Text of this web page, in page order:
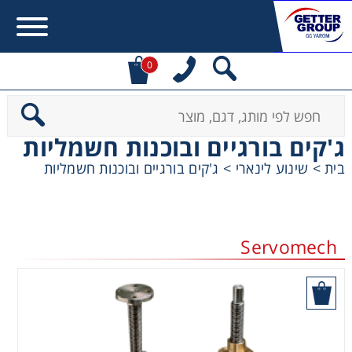
0
ג'קים בורגיים ובוכנות חשמליות
בית> שינוע לינארי > ג'קים בורגיים ובוכנות חשמליות
Servomech
Error: Contact form not found.
מעונין לקבל הצעת מחיר או מידע עבור:
מנועי חשמל וממסרות
מיסבים ובתי מיסב
שרשראות, גלגלי שרשרת וגלגלי שיניים